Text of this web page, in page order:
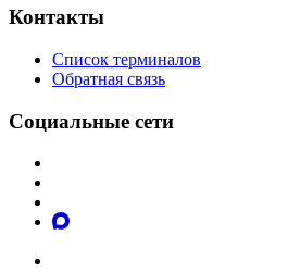
Контакты
Список терминалов
Обратная связь
Социальные сети